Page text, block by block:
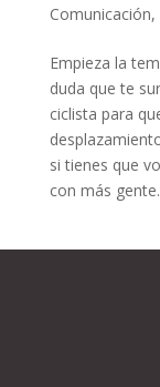
Comunicación,
Empieza la
duda que te
ciclista para
si tienes que
con más